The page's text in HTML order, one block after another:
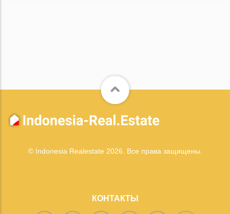
© Indonesia Realestate 2026. Все права защищены.
КОНТАКТЫ